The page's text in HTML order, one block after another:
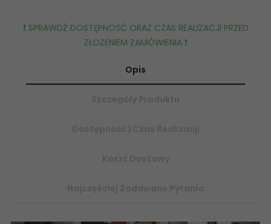
❗️ SPRAWDŹ DOSTĘPNOŚĆ ORAZ CZAS REALIZACJI PRZED
ZŁOŻENIEM ZAMÓWIENIA ❗️
Opis